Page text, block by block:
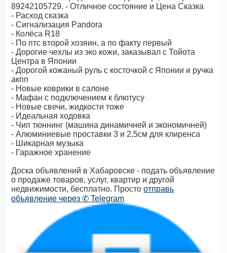
89242105729. - Отличное состояние и Цена Сказка
- Расход сказка
- Сигнализация Pandora
- Колёса R18
- По птс второй хозяин, а по факту первый
- Дорогие чехлы из эко кожи, заказывал с Тойота
Центра в Японии
- Дорогой кожаный руль с косточкой с Японии и ручка
акпп
- Новые коврики в салоне
- Мафан с подключением к блютусу
- Новые свечи, жидкости тоже
- Идеальная ходовка
- Чип тюннинг (машина динамичней и экономичней)
- Алюминиевые проставки 3 и 2,5см для клиренса
- Шикарная музыка
- Гаражное хранение
Доска объявлений в Хабаровске - подать объявление
о продаже товаров, услуг, квартир и другой
недвижимости, бесплатно. Простоотправь
объявление через ✆ Telegram